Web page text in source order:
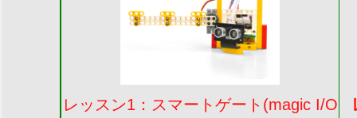
レッスン1：スマートゲート(magic I/O